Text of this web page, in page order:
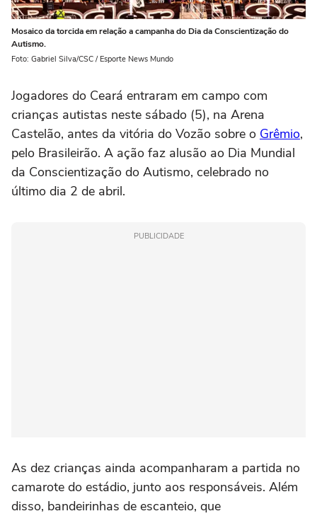
Mosaico da torcida em relação a campanha do Dia da Conscientização do
Autismo.
Foto: Gabriel Silva/CSC / Esporte News Mundo
Jogadores do Ceará entraram em campo com
crianças autistas neste sábado (5), na Arena
Castelão, antes da vitória do Vozão sobre o Grêmio,
pelo Brasileirão. A ação faz alusão ao Dia Mundial
da Conscientização do Autismo, celebrado no
último dia 2 de abril.
PUBLICIDADE
As dez crianças ainda acompanharam a partida no
camarote do estádio, junto aos responsáveis. Além
disso, bandeirinhas de escanteio, que